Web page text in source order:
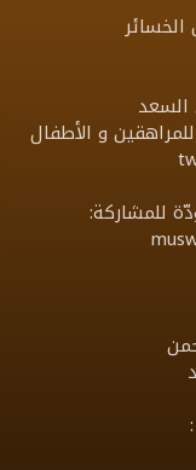
السعد
و الأطفال
للمشاركة: